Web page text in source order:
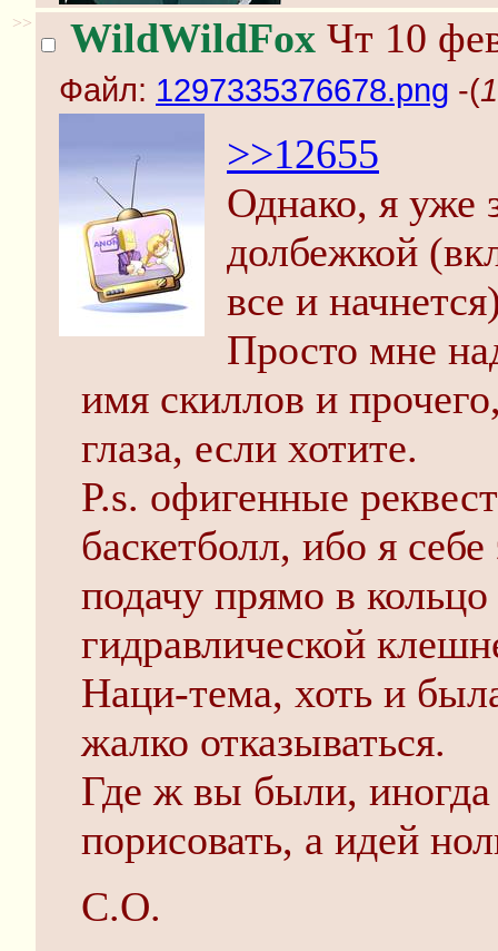
>> WildWildFox Чт 10
Файл: 1297335376678.png -(
>>12655
Однако, я уже
долбежкой
все и
Просто мне
имя скиллов и
глаза, если хотите.
P.s. офигенные
баскетболл, ибо я
подачу прямо в
гидравлической
Наци-тема, хоть и
жалко отказываться.
Где ж вы были, иногда
порисовать, а идей
С.О.